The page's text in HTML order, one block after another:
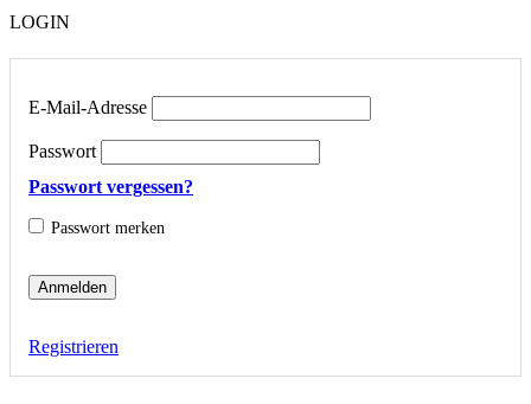
LOGIN
E-Mail-Adresse
Passwort
Passwort vergessen?
Passwort merken
Anmelden
Registrieren